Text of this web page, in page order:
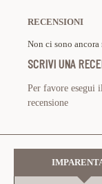
RECENSIONI
Non ci sono
SCRIVI UNA
Per favore esegui
recensione